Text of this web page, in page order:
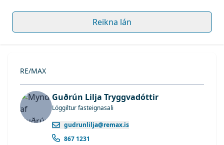
Reikna lán
RE/MAX
Guðrún Lilja Tryggvadóttir
Löggiltur fasteignasali
gudrunlilja@remax.is
867 1231